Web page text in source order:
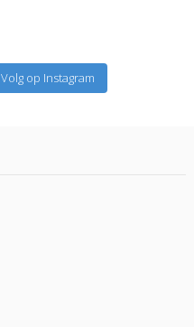
Volg op Instagram